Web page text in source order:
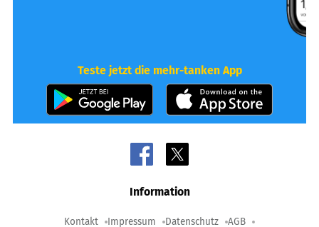
Teste jetzt die mehr-tanken App
Information
Kontakt Impressum Datenschutz AGB